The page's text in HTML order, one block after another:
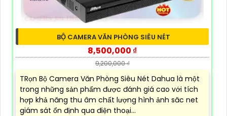
BỘ CAMERA VĂN PHÒNG SIÊU NÉT
8,500,000 ₫
9,200,000 ₫
TRọn Bộ Camera Văn Phòng Siêu Nét Dahua là một
trong những sản phẩm được đánh giá cao với tích
hợp khả năng thu âm chất lượng hình ảnh săc net
giám sát ổn định qua điện thoại...